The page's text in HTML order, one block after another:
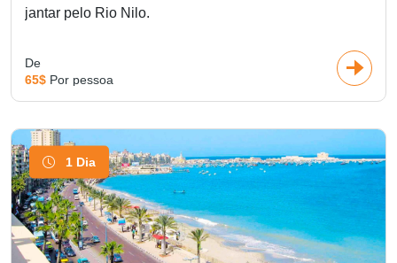
jantar pelo Rio Nilo.
De
65$ Por pessoa
1 Dia